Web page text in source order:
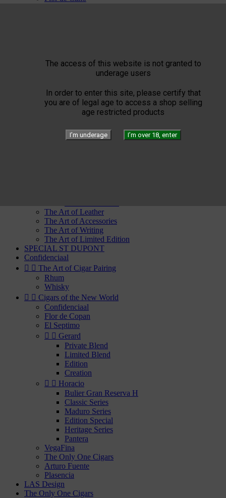
The access of this website is not granted to
underage users
In order to enter this site, please certify that
you are of legal age to access a shop selling
age restricted products
I’m underage I’m over 18, enter
Punch
Rafael Gonzalez
Ramon Allones
Rey del Mundo
Romeo Y Julieta
Trinidad
The Art of Leather
The Art of Accessories
The Art of Writing
The Art of Limited Edition
SPECIAL ST DUPONT
Confidenciaal
  The Art of Cigar Pairing
Rhum
Whisky
  Cigars of the New World
Confidenciaal
Flor de Copan
El Septimo
  Gerard
Private Blend
Limited Blend
Edition
Creation
  Horacio
Bulier Gran Reserva H
Classic Series
Maduro Series
Edition Special
Heritage Series
Pantera
VegaFina
The Only One Cigars
Arturo Fuente
Plasencia
LAS Design
The Only One Cigars